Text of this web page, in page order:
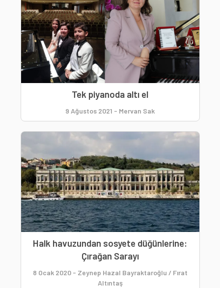
Tek piyanoda altı el
9 Ağustos 2021 - Mervan Sak
Halk havuzundan sosyete düğünlerine:
Çırağan Sarayı
8 Ocak 2020 - Zeynep Hazal Bayraktaroğlu / Fırat
Altıntaş